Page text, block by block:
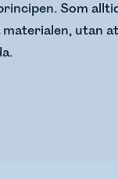
Som
utan